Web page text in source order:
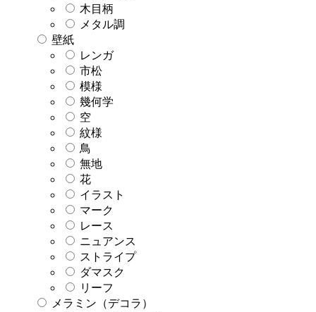
木目柄
メタル調
壁紙
レンガ
市松
模様
幾何学
空
紋様
鳥
無地
花
イラスト
マーク
レース
ニュアンス
ストライプ
ダマスク
リーフ
メラミン（デコラ）